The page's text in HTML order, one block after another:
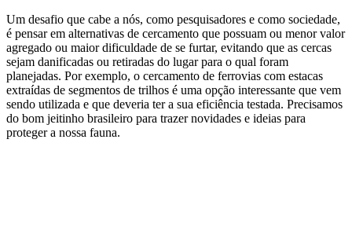
Um desafio que cabe a nós, como pesquisadores e como sociedade,
é pensar em alternativas de cercamento que possuam ou menor valor
agregado ou maior dificuldade de se furtar, evitando que as cercas
sejam danificadas ou retiradas do lugar para o qual foram
planejadas. Por exemplo, o cercamento de ferrovias com estacas
extraídas de segmentos de trilhos é uma opção interessante que vem
sendo utilizada e que deveria ter a sua eficiência testada. Precisamos
do bom jeitinho brasileiro para trazer novidades e ideias para
proteger a nossa fauna.